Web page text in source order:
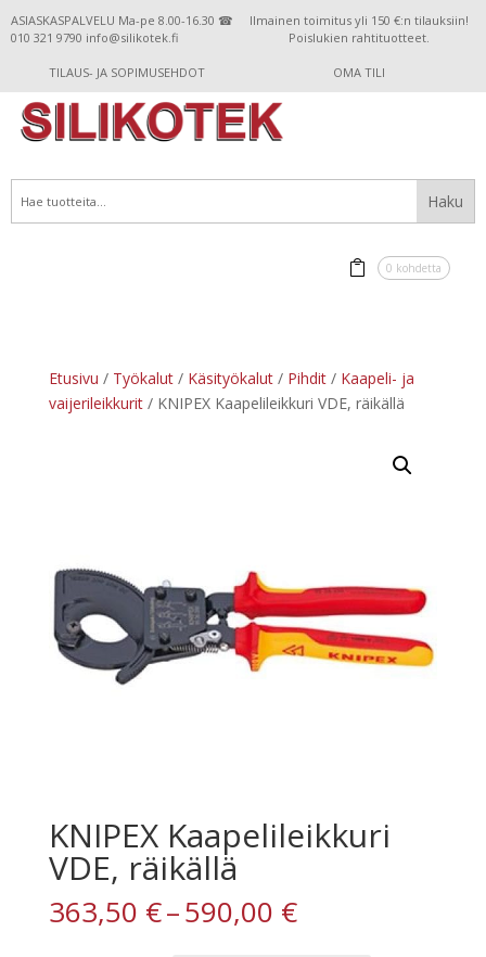
ASIASKASPALVELU Ma-pe 8.00-16.30 ☎
010 321 9790 info@silikotek.fi
Ilmainen toimitus yli 150 €:n tilauksiin!
Poislukien rahtituotteet.
TILAUS- JA SOPIMUSEHDOT OMA TILI
0 kohdetta
Etusivu / Työkalut/ Käsityökalut/ Pihdit/ Kaapeli- ja
vaijerileikkurit/ KNIPEX Kaapelileikkuri VDE, räikällä
KNIPEX Kaapelileikkuri
VDE, räikällä
363,50 €–590,00 €Hintaluokka:
363,50 €